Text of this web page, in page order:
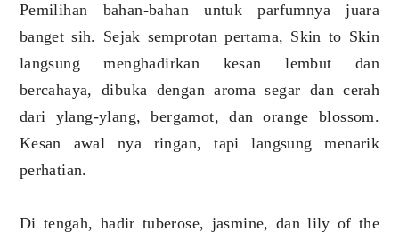
Pemilihan bahan-bahan untuk parfumnya juara
banget sih. Sejak semprotan pertama, Skin to Skin
langsung menghadirkan kesan lembut dan
bercahaya, dibuka dengan aroma segar dan cerah
dari ylang-ylang, bergamot, dan orange blossom.
Kesan awal nya ringan, tapi langsung menarik
perhatian.
Di tengah, hadir tuberose, jasmine, dan lily of the